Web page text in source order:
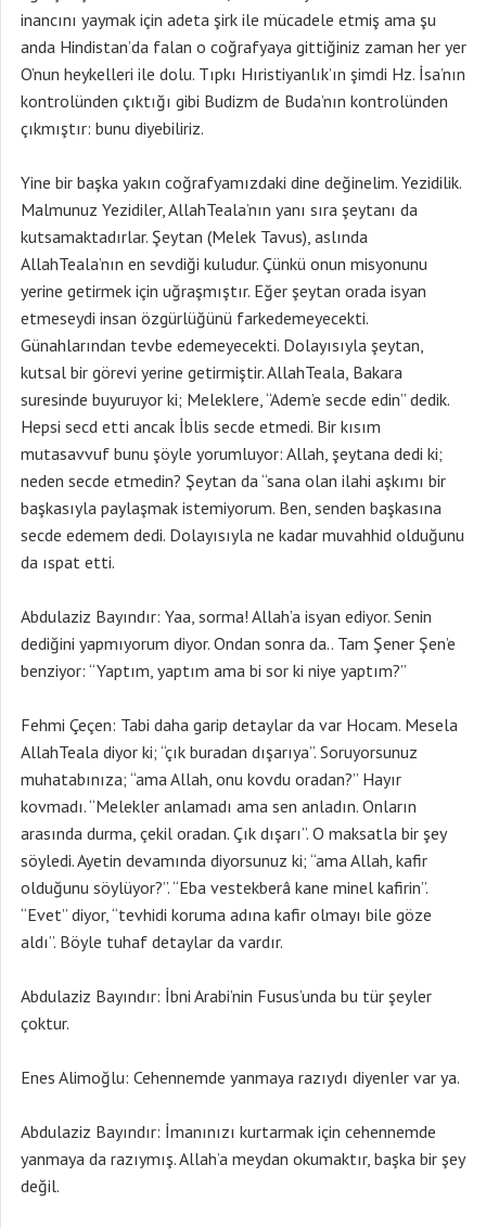
inancını yaymak için adeta şirk ile mücadele etmiş ama şu
anda Hindistan’da falan o coğrafyaya gittiğiniz zaman her yer
O’nun heykelleri ile dolu. Tıpkı Hıristiyanlık’ın şimdi Hz. İsa’nın
kontrolünden çıktığı gibi Budizm de Buda’nın kontrolünden
çıkmıştır: bunu diyebiliriz.
Yine bir başka yakın coğrafyamızdaki dine değinelim. Yezidilik.
Malmunuz Yezidiler, AllahTeala’nın yanı sıra şeytanı da
kutsamaktadırlar. Şeytan (Melek Tavus), aslında
AllahTeala’nın en sevdiği kuludur. Çünkü onun misyonunu
yerine getirmek için uğraşmıştır. Eğer şeytan orada isyan
etmeseydi insan özgürlüğünü farkedemeyecekti.
Günahlarından tevbe edemeyecekti. Dolayısıyla şeytan,
kutsal bir görevi yerine getirmiştir. AllahTeala, Bakara
suresinde buyuruyor ki; Meleklere, “Adem’e secde edin” dedik.
Hepsi secd etti ancak İblis secde etmedi. Bir kısım
mutasavvuf bunu şöyle yorumluyor: Allah, şeytana dedi ki;
neden secde etmedin? Şeytan da “sana olan ilahi aşkımı bir
başkasıyla paylaşmak istemiyorum. Ben, senden başkasına
secde edemem dedi. Dolayısıyla ne kadar muvahhid olduğunu
da ıspat etti.
Abdulaziz Bayındır: Yaa, sorma! Allah’a isyan ediyor. Senin
dediğini yapmıyorum diyor. Ondan sonra da.. Tam Şener Şen’e
benziyor: “Yaptım, yaptım ama bi sor ki niye yaptım?”
Fehmi Çeçen: Tabi daha garip detaylar da var Hocam. Mesela
AllahTeala diyor ki; “çık buradan dışarıya”. Soruyorsunuz
muhatabınıza; “ama Allah, onu kovdu oradan?” Hayır
kovmadı. “Melekler anlamadı ama sen anladın. Onların
arasında durma, çekil oradan. Çık dışarı”. O maksatla bir şey
söyledi. Ayetin devamında diyorsunuz ki; “ama Allah, kafir
olduğunu söylüyor?”. “Eba vestekberâ kane minel kafirin”.
“Evet” diyor, “tevhidi koruma adına kafir olmayı bile göze
aldı”. Böyle tuhaf detaylar da vardır.
Abdulaziz Bayındır: İbni Arabi’nin Fusus’unda bu tür şeyler
çoktur.
Enes Alimoğlu: Cehennemde yanmaya razıydı diyenler var ya.
Abdulaziz Bayındır: İmanınızı kurtarmak için cehennemde
yanmaya da razıymış. Allah’a meydan okumaktır, başka bir şey
değil.